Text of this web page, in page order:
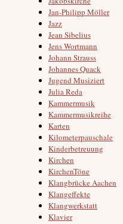
Jan-Philipp Möller
Jazz
Jean Sibelius
Jens Wortmann
Johann Strauss
Johannes Quack
Jugend Musiziert
Julia Reda
Kammermusik
Kammermusikreihe
Karten
Kilometerpauschale
Kinderbetreuung
Kirchen
KirchenTöne
Klangbrücke Aachen
Klangeffekte
Klangwerkstatt
Klavier